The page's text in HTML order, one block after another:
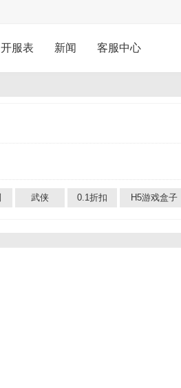
开服表 新闻 客服中心
武侠 0.1折扣 H5游戏盒子